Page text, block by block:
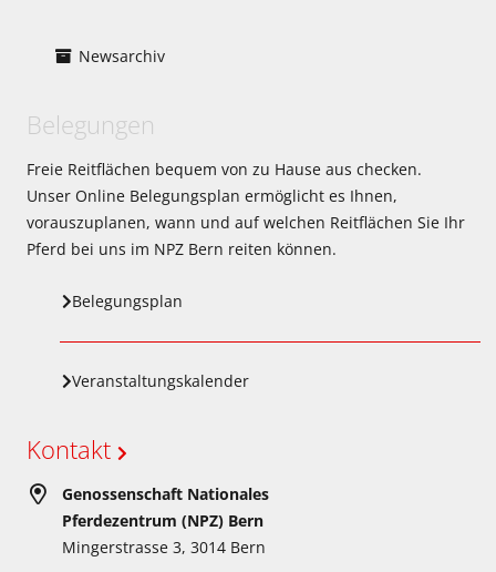
Newsarchiv
Belegungen
Freie Reitflächen bequem von zu Hause aus checken.
Unser Online Belegungsplan ermöglicht es Ihnen,
vorauszuplanen, wann und auf welchen Reitflächen Sie Ihr
Pferd bei uns im NPZ Bern reiten können.
Belegungsplan
Veranstaltungskalender
Kontakt
Genossenschaft Nationales
Pferdezentrum (NPZ) Bern
Mingerstrasse 3, 3014 Bern